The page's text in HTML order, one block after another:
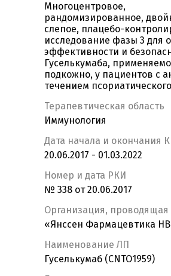
Многоцентровое,
рандомизированное,
слепое, плацебо-
исследование фазы 3 для
эффективности и
Гуселькумаба,
подкожно, у пациентов с
течением
Терапевтическая область
Иммунология
Дата начала и окончания
20.06.2017 - 01.03.2022
Номер и дата РКИ
№ 338 от 20.06.2017
Организация, проводящая
«Янссен Фармацевтика
Наименование ЛП
Гуселькумаб (CNTO1959)